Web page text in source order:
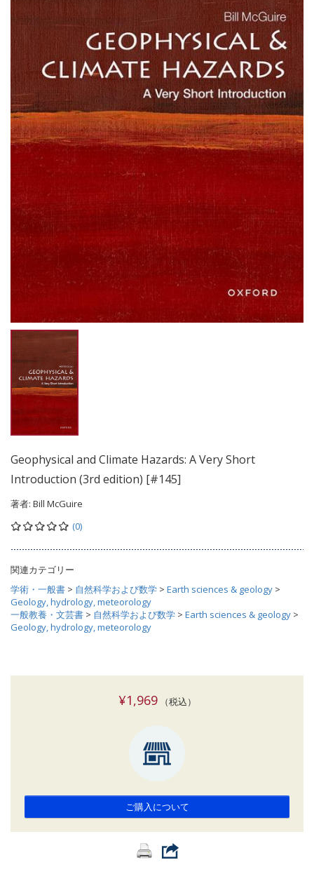
Geophysical and Climate Hazards: A Very Short
Introduction (3rd edition) [#145]
著者: Bill McGuire
(0)
関連カテゴリー
学術・一般書 > 自然科学および数学 > Earth sciences & geology >
Geology, hydrology, meteorology
一般教養・文芸書 > 自然科学および数学 > Earth sciences & geology >
Geology, hydrology, meteorology
¥1,969（税込）
ご購入について